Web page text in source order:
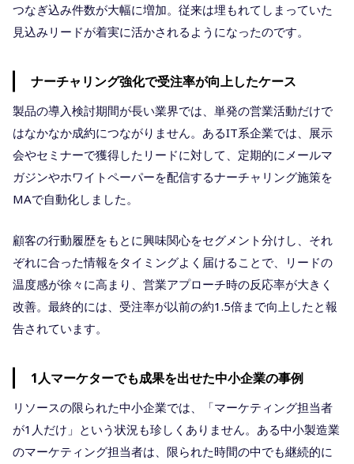
つなぎ込み件数が大幅に増加。従来は埋もれてしまっていた
見込みリードが着実に活かされるようになったのです。
ナーチャリング強化で受注率が向上したケース
製品の導入検討期間が長い業界では、単発の営業活動だけで
はなかなか成約につながりません。あるIT系企業では、展示
会やセミナーで獲得したリードに対して、定期的にメールマ
ガジンやホワイトペーパーを配信するナーチャリング施策を
MAで自動化しました。
顧客の行動履歴をもとに興味関心をセグメント分けし、それ
ぞれに合った情報をタイミングよく届けることで、リードの
温度感が徐々に高まり、営業アプローチ時の反応率が大きく
改善。最終的には、受注率が以前の約1.5倍まで向上したと報
告されています。
1人マーケターでも成果を出せた中小企業の事例
リソースの限られた中小企業では、「マーケティング担当者
が1人だけ」という状況も珍しくありません。ある中小製造業
のマーケティング担当者は、限られた時間の中でも継続的に